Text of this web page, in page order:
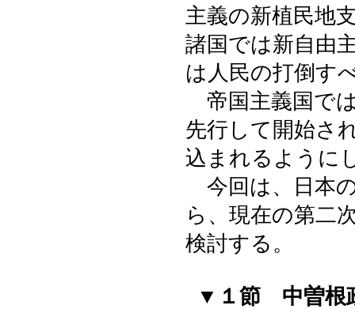
主義の新植民地
諸国では新自由
は人民の打倒す
帝国主義国で
先行して開始さ
込まれるように
今回は、日本
ら、現在の第二
検討する。
▼１節 中曽根